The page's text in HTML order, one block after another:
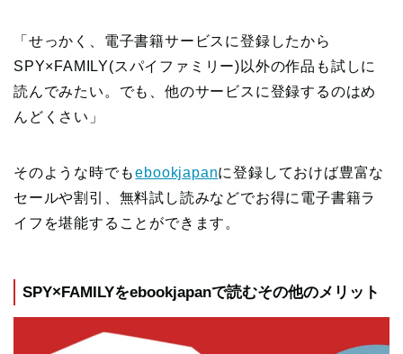
「せっかく、電子書籍サービスに登録したから
SPY×FAMILY(スパイファミリー)以外の作品も試しに
読んでみたい。でも、他のサービスに登録するのはめ
んどくさい」
そのような時でも ebookjapanに登録しておけば豊富な
セールや割引、無料試し読みなどでお得に電子書籍ラ
イフを堪能することができます。
SPY×FAMILYをebookjapanで読むその他のメリット